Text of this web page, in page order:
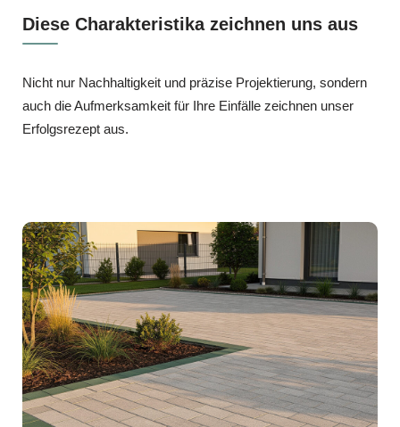
Diese Charakteristika zeichnen uns aus
Nicht nur Nachhaltigkeit und präzise Projektierung, sondern
auch die Aufmerksamkeit für Ihre Einfälle zeichnen unser
Erfolgsrezept aus.